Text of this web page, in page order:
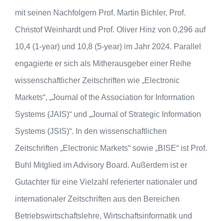
mit seinen Nachfolgern Prof. Martin Bichler, Prof.
Christof Weinhardt und Prof. Oliver Hinz von 0,296 auf
10,4 (1-year) und 10,8 (5-year) im Jahr 2024. Parallel
engagierte er sich als Mitherausgeber einer Reihe
wissenschaftlicher Zeitschriften wie „Electronic
Markets“, „Journal of the Association for Information
Systems (JAIS)“ und „Journal of Strategic Information
Systems (JSIS)“. In den wissenschaftlichen
Zeitschriften „Electronic Markets“ sowie „BISE“ ist Prof.
Buhl Mitglied im Advisory Board. Außerdem ist er
Gutachter für eine Vielzahl referierter nationaler und
internationaler Zeitschriften aus den Bereichen
Betriebs­wirtschaftslehre, Wirtschaftsinformatik und